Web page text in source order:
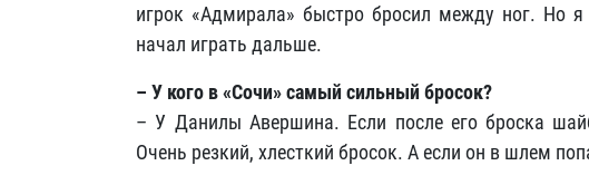
игрок «Адмирала» быстро бросил между ног. Но
начал играть дальше.
– У кого в «Сочи» самый сильный бросок?
– У Данилы Авершина. Если после его броска
Очень резкий, хлесткий бросок. А если он в шлем